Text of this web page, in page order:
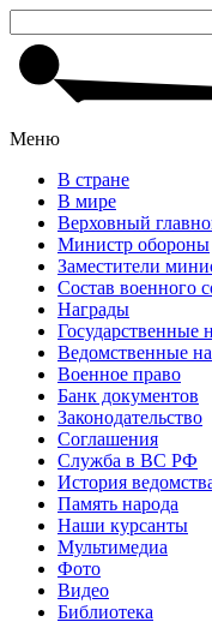
Меню
В стране
В мире
Верховный
Министр обороны
Заместители
Состав военного
Награды
Государственные
Ведомственные
Военное право
Банк документов
Законодательство
Соглашения
Служба в ВС РФ
История
Память народа
Наши курсанты
Мультимедиа
Фото
Видео
Библиотека